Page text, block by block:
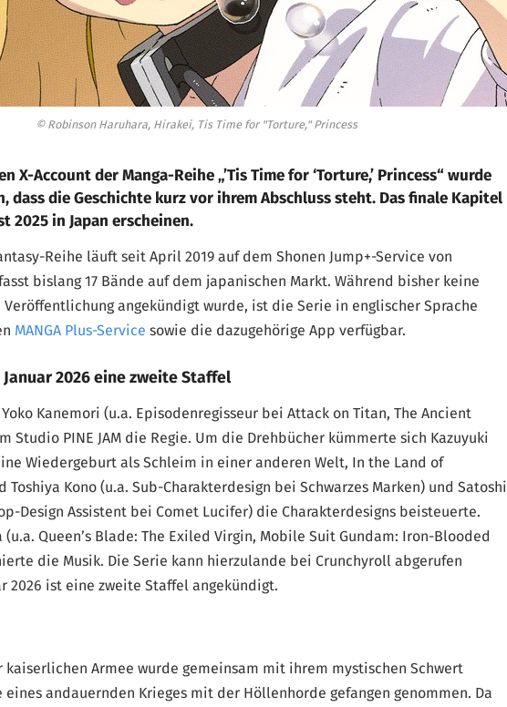
© Robinson Haruhara, Hirakei, Tis Time for "Torture," Princess
X-Account der Manga-Reihe „’Tis Time for ‘Torture,’ Princess“ wurde
dass die Geschichte kurz vor ihrem Abschluss steht. Das finale Kapitel
2025 in Japan erscheinen.
Reihe läuft seit April 2019 auf dem Shonen Jump+-Service von
bislang 17 Bände auf dem japanischen Markt. Während bisher keine
Veröffentlichung angekündigt wurde, ist die Serie in englischer Sprache
MANGA Plus-Service sowie die dazugehörige App verfügbar.
2026 eine zweite Staffel
Kanemori (u.a. Episodenregisseur bei Attack on Titan, The Ancient
Studio PINE JAM die Regie. Um die Drehbücher kümmerte sich Kazuyuki
Wiedergeburt als Schleim in einer anderen Welt, In the Land of
Toshiya Kono (u.a. Sub-Charakterdesign bei Schwarzes Marken) und Satoshi
Design Assistent bei Comet Lucifer) die Charakterdesigns beisteuerte.
(u.a. Queen’s Blade: The Exiled Virgin, Mobile Suit Gundam: Iron-Blooded
die Musik. Die Serie kann hierzulande bei Crunchyroll abgerufen
2026 ist eine zweite Staffel angekündigt.
kaiserlichen Armee wurde gemeinsam mit ihrem mystischen Schwert
eines andauernden Krieges mit der Höllenhorde gefangen genommen. Da